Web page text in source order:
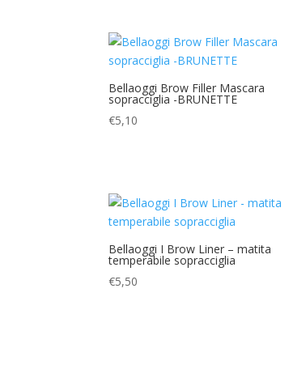
Bellaoggi Brow Filler Mascara
sopracciglia -BRUNETTE
€5,10
Bellaoggi I Brow Liner – matita
temperabile sopracciglia
€5,50